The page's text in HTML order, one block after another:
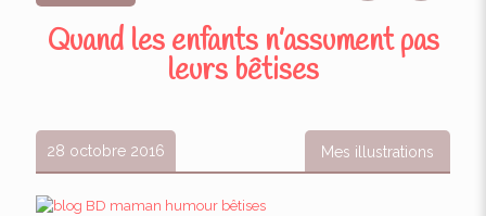
Quand les enfants n’assument pas
leurs bêtises
28 octobre 2016 Mes illustrations